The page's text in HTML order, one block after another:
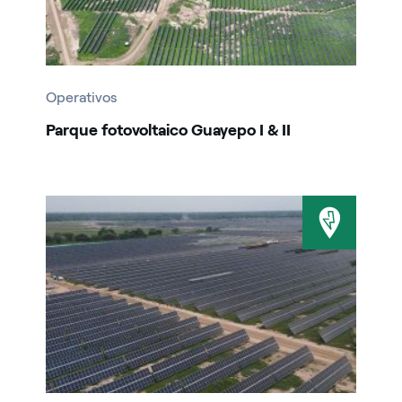
Tequendama
Termozipa
Windpeshi
Operativos
Parque fotovoltaico Guayepo I & II